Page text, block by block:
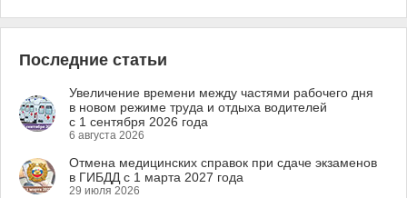
Последние статьи
Увеличение времени между частями рабочего дня
в новом режиме труда и отдыха водителей
с 1 сентября 2026 года
6 августа 2026
Отмена медицинских справок при сдаче экзаменов
в ГИБДД с 1 марта 2027 года
29 июля 2026